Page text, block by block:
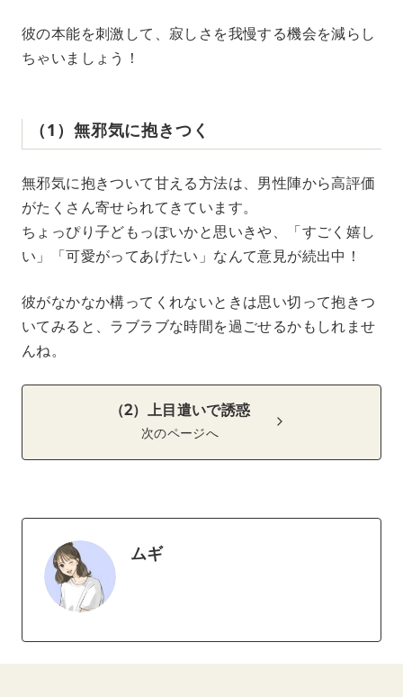
彼の本能を刺激して、寂しさを我慢する機会を減らし
ちゃいましょう！
（1）無邪気に抱きつく
無邪気に抱きついて甘える方法は、男性陣から高評価
がたくさん寄せられてきています。
ちょっぴり子どもっぽいかと思いきや、「すごく嬉し
い」「可愛がってあげたい」なんて意見が続出中！
彼がなかなか構ってくれないときは思い切って抱きつ
いてみると、ラブラブな時間を過ごせるかもしれませ
んね。
（2）上目遣いで誘惑
次のページへ
ムギ